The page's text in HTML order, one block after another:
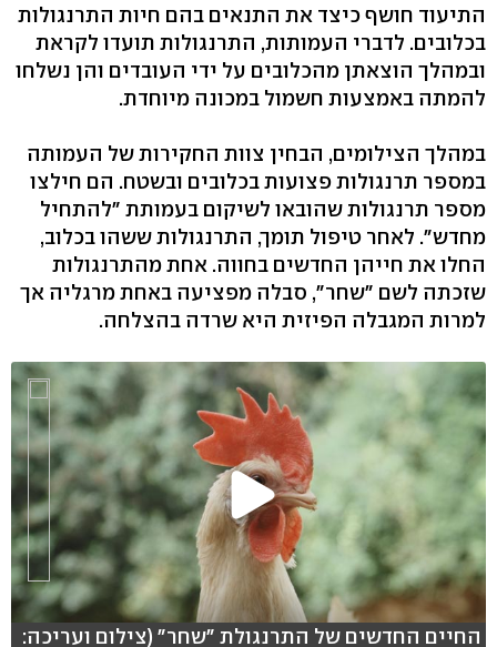
התיעוד חושף כיצד את התנאים בהם חיות התרנגולות
בכלובים. לדברי העמותות, התרנגולות תועדו לקראת
ובמהלך הוצאתן מהכלובים על ידי העובדים והן נשלחו
להמתה באמצעות חשמול במכונה מיוחדת.
במהלך הצילומים, הבחין צוות החקירות של העמותה
במספר תרנגולות פצועות בכלובים ובשטח. הם חילצו
מספר תרנגולות שהובאו לשיקום בעמותת "להתחיל
מחדש". לאחר טיפול תומך, התרנגולות ששהו בכלוב,
החלו את חייהן החדשים בחווה. אחת מהתרנגולות
שזכתה לשם "שחר", סבלה מפציעה באחת מרגליה אך
למרות המגבלה הפיזית היא שרדה בהצלחה.
החיים החדשים של התרנגולת "שחר" (צילום ועריכה: